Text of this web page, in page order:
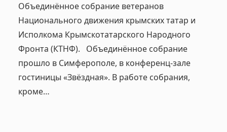
Объединённое собрание ветеранов
Национального движения крымских татар и
Исполкома Крымскотатарского Народного
Фронта (КТНФ). Объединённое собрание
прошло в Симферополе, в конференц-зале
гостиницы «Звёздная». В работе собрания,
кроме…